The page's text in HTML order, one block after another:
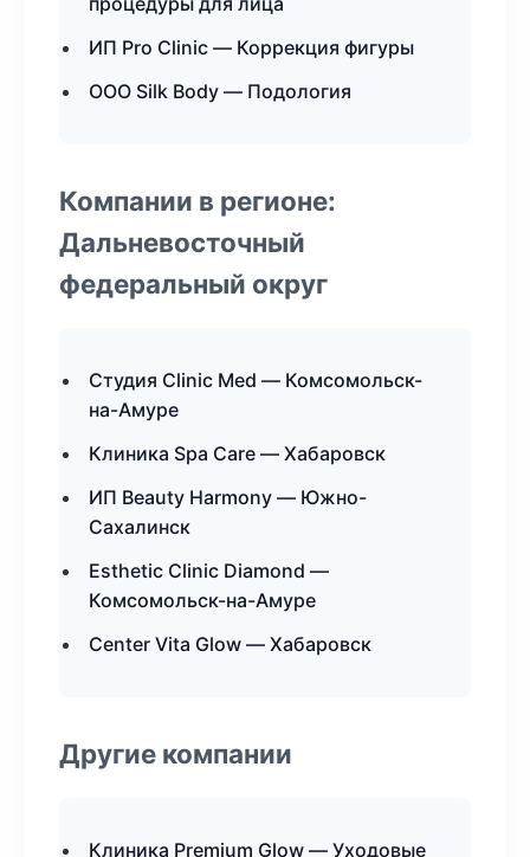
ИП Pro Clinic — Коррекция фигуры
ООО Silk Body — Подология
Компании в регионе:
Дальневосточный
федеральный округ
Студия Clinic Med — Комсомольск-
на-Амуре
Клиника Spa Care — Хабаровск
ИП Beauty Harmony — Южно-
Сахалинск
Esthetic Clinic Diamond —
Комсомольск-на-Амуре
Center Vita Glow — Хабаровск
Другие компании
Клиника Premium Glow — Уходовые